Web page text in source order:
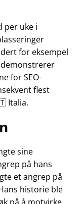
per uke i
for eksempel
demonstrerer
for SEO-
flest
Italia.
sine
på hans
et angrep på
historie ble